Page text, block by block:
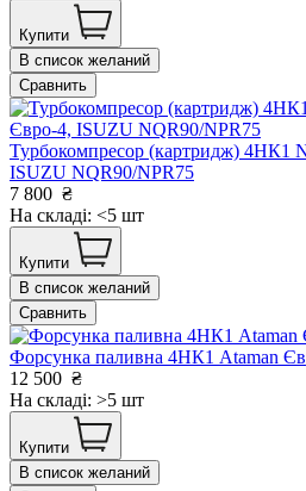
Купити
В список желаний
Сравнить
Турбокомпресор (картридж) 4НК1
ISUZU NQR90/NPR75
7 800 ₴
На складі: <5 шт
Купити
В список желаний
Сравнить
Форсунка паливна 4HК1 Ataman
12 500 ₴
На складі: >5 шт
Купити
В список желаний